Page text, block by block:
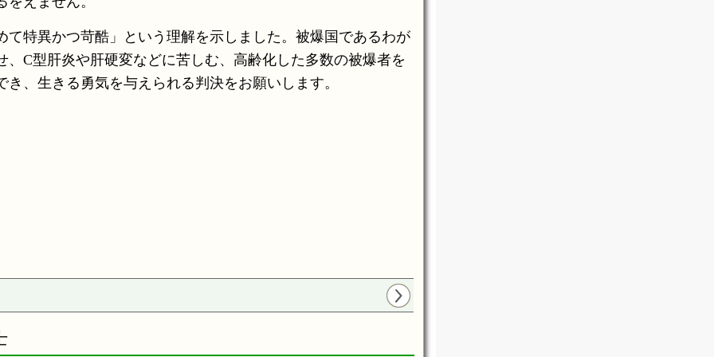
特異かつ苛酷」という理解を示しました。被爆国であるわが
C型肝炎や肝硬変などに苦しむ、高齢化した多数の被爆者を
、生きる勇気を与えられる判決をお願いします。